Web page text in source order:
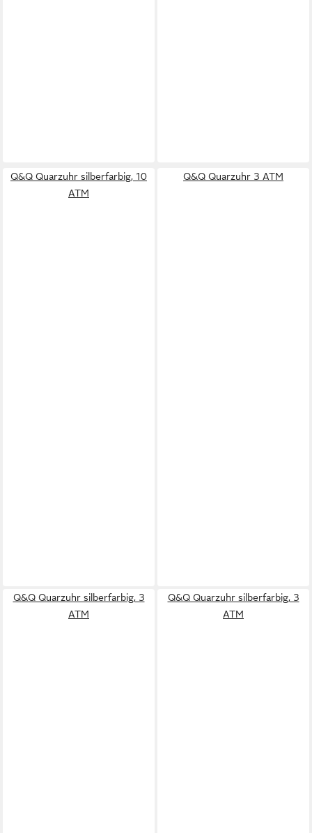
Q&Q Quarzuhr silberfarbig, 10
ATM
Q&Q Quarzuhr 3 ATM
Q&Q Quarzuhr silberfarbig, 3
ATM
Q&Q Quarzuhr silberfarbig, 3
ATM